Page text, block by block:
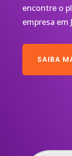
encontre o
empresa em
SAIBA